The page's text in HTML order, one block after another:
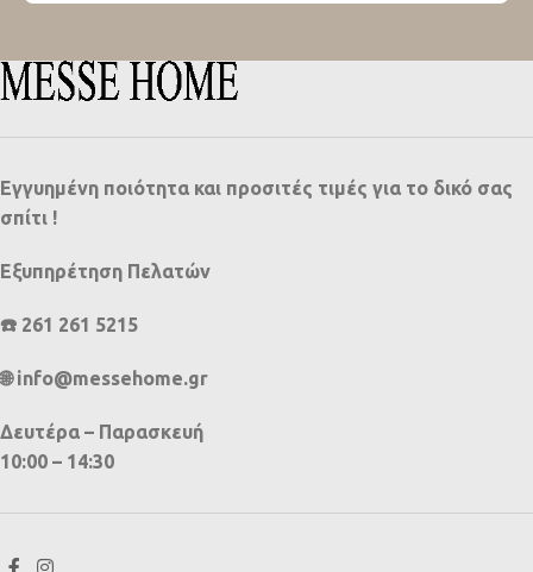
Εγγυημένη ποιότητα και προσιτές τιμές για το δικό σας
σπίτι !
Εξυπηρέτηση Πελατών
☎️ 261 261 5215
🌐 info@messehome.gr
Δευτέρα – Παρασκευή
10:00 – 14:30